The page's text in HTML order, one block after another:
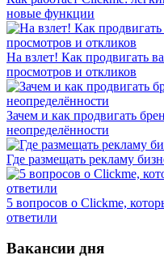
новые функции
На взлет! Как продвигать
просмотров и откликов
Зачем и как продвигать
неопределённости
Где размещать рекламу
5 вопросов о Clickme,
ответили
Вакансии дня